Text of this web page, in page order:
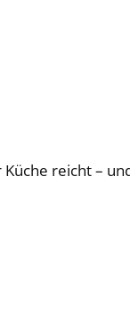
reicht –